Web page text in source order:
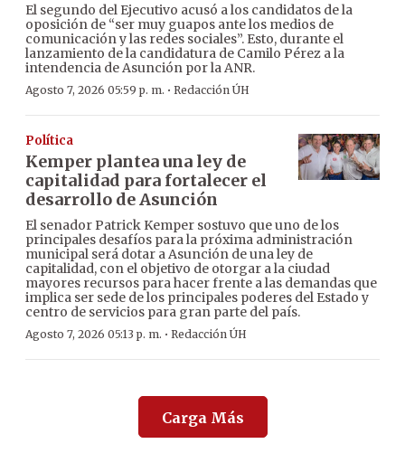
El segundo del Ejecutivo acusó a los candidatos de la
oposición de “ser muy guapos ante los medios de
comunicación y las redes sociales”. Esto, durante el
lanzamiento de la candidatura de Camilo Pérez a la
intendencia de Asunción por la ANR.
Agosto 7, 2026 05:59 p. m. · Redacción ÚH
Política
Kemper plantea una ley de
capitalidad para fortalecer el
desarrollo de Asunción
El senador Patrick Kemper sostuvo que uno de los
principales desafíos para la próxima administración
municipal será dotar a Asunción de una ley de
capitalidad, con el objetivo de otorgar a la ciudad
mayores recursos para hacer frente a las demandas que
implica ser sede de los principales poderes del Estado y
centro de servicios para gran parte del país.
Agosto 7, 2026 05:13 p. m. · Redacción ÚH
Carga Más